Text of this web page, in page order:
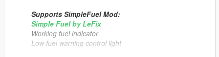
Supports SimpleFuel Mod:
Simple Fuel by LeFix
Working fuel indicator
Low fuel warning control light